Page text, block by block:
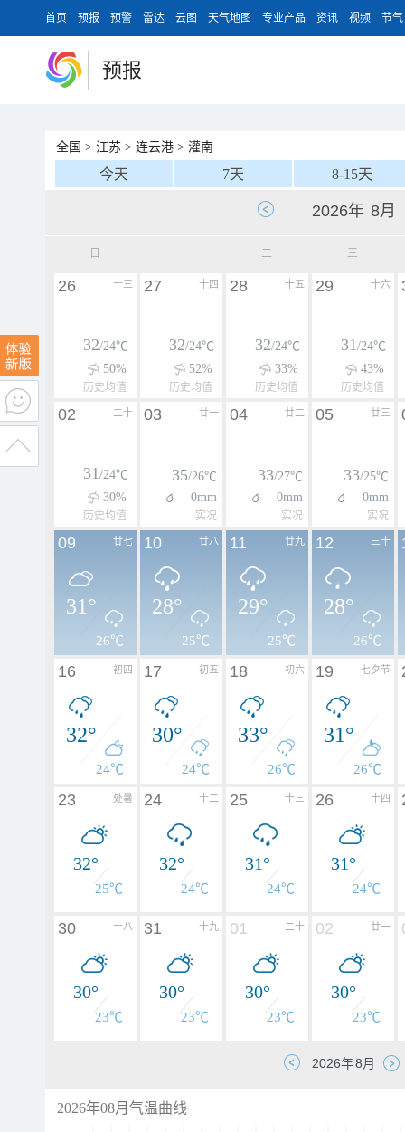
首页 预报 预警 雷达 云图 天气地图 专业产品 资讯 视频 节气
预报
全国 > 江苏 > 连云港 > 灌南
今天 7天 8-15天
日 一 二 三
十三
26
32/24℃
50%
历史均值
十四
27
32/24℃
52%
历史均值
十五
28
32/24℃
33%
历史均值
十六
29
31/24℃
43%
历史均值
二十
02
31/24℃
30%
历史均值
廿一
03
35/26℃
0mm
实况
廿二
04
33/27℃
0mm
实况
廿三
05
33/25℃
0mm
实况
廿七
09
31°
26℃
廿八
10
28°
25℃
廿九
11
29°
25℃
三十
12
28°
26℃
初四
16
32°
24℃
初五
17
30°
24℃
初六
18
33°
26℃
七夕节
19
31°
26℃
处暑
23
32°
25℃
十二
24
32°
24℃
十三
25
31°
24℃
十四
26
31°
24℃
十八
30
30°
23℃
十九
31
30°
23℃
二十
01
30°
23℃
廿一
02
30°
23℃
2026年08月气温曲线